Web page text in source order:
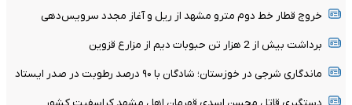
خروج قطار خط دوم مترو مشهد از ریل و آغاز مجدد سرویس‌دهی
برداشت بیش از 2 هزار تن حبوبات دیم از مزارع قزوین
ماندگاری شرجی در خوزستان؛ شادگان با ۹۰ درصد رطوبت در صدر ایستاد